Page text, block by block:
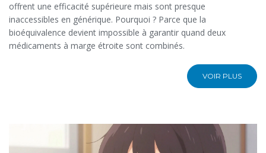
offrent une efficacité supérieure mais sont presque
inaccessibles en générique. Pourquoi ? Parce que la
bioéquivalence devient impossible à garantir quand deux
médicaments à marge étroite sont combinés.
VOIR PLUS